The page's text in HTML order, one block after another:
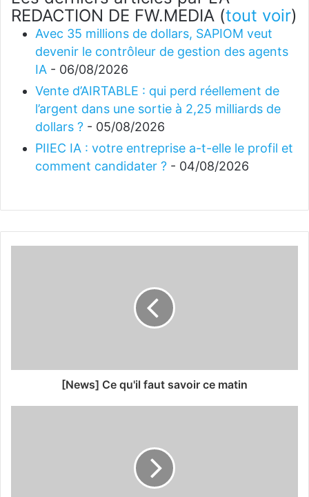
REDACTION DE FW.MEDIA (tout voir)
Avec 35 millions de dollars, SAPIOM veut
devenir le contrôleur de gestion des agents
IA - 06/08/2026
Vente d’AIRTABLE : qui perd réellement de
l’argent dans une sortie à 2,25 milliards de
dollars ? - 05/08/2026
PIIEC IA : votre entreprise a-t-elle le profil et
comment candidater ? - 04/08/2026
[News] Ce qu'il faut savoir ce matin